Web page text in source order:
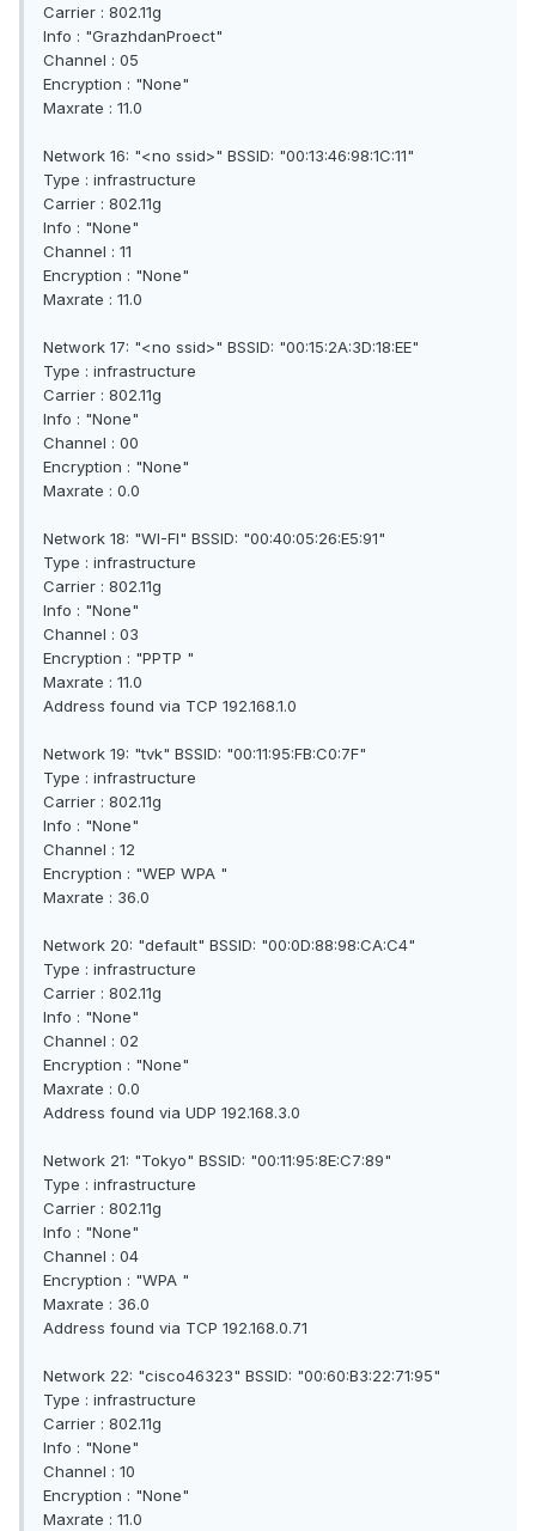
Carrier : 802.11g
Info : "GrazhdanProect"
Channel : 05
Encryption : "None"
Maxrate : 11.0
Network 16: "<no ssid>" BSSID: "00:13:46:98:1C:11"
Type : infrastructure
Carrier : 802.11g
Info : "None"
Channel : 11
Encryption : "None"
Maxrate : 11.0
Network 17: "<no ssid>" BSSID: "00:15:2A:3D:18:EE"
Type : infrastructure
Carrier : 802.11g
Info : "None"
Channel : 00
Encryption : "None"
Maxrate : 0.0
Network 18: "WI-FI" BSSID: "00:40:05:26:E5:91"
Type : infrastructure
Carrier : 802.11g
Info : "None"
Channel : 03
Encryption : "PPTP "
Maxrate : 11.0
Address found via TCP 192.168.1.0
Network 19: "tvk" BSSID: "00:11:95:FB:C0:7F"
Type : infrastructure
Carrier : 802.11g
Info : "None"
Channel : 12
Encryption : "WEP WPA "
Maxrate : 36.0
Network 20: "default" BSSID: "00:0D:88:98:CA:C4"
Type : infrastructure
Carrier : 802.11g
Info : "None"
Channel : 02
Encryption : "None"
Maxrate : 0.0
Address found via UDP 192.168.3.0
Network 21: "Tokyo" BSSID: "00:11:95:8E:C7:89"
Type : infrastructure
Carrier : 802.11g
Info : "None"
Channel : 04
Encryption : "WPA "
Maxrate : 36.0
Address found via TCP 192.168.0.71
Network 22: "cisco46323" BSSID: "00:60:B3:22:71:95"
Type : infrastructure
Carrier : 802.11g
Info : "None"
Channel : 10
Encryption : "None"
Maxrate : 11.0